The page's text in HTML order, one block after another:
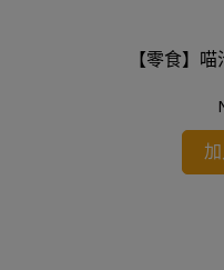
【零食】